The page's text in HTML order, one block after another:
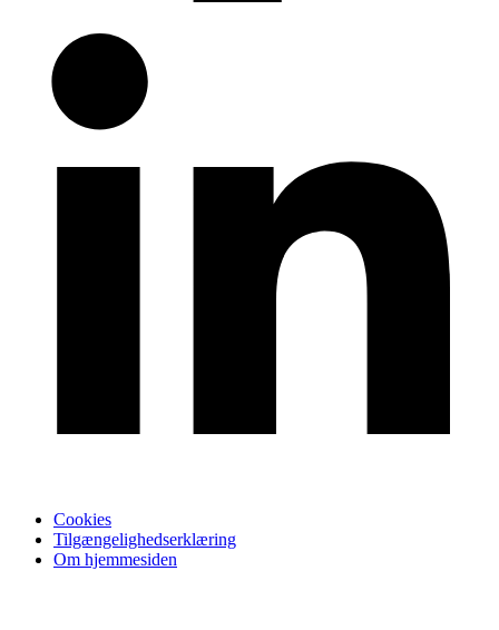
Cookies
Tilgængelighedserklæring
Om hjemmesiden